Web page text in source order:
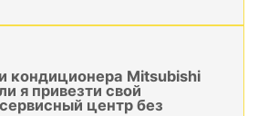
кондиционера Mitsubishi
я привезти свой
центр без